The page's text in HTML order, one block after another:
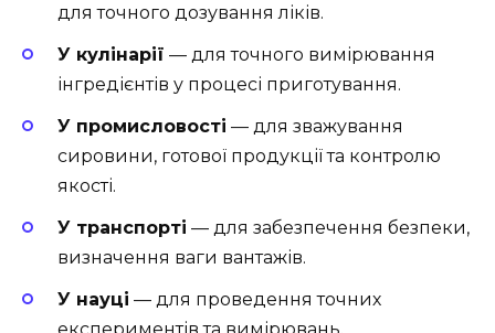
для точного дозування ліків.
У кулінарії — для точного вимірювання
інгредієнтів у процесі приготування.
У промисловості — для зважування
сировини, готової продукції та контролю
якості.
У транспорті — для забезпечення безпеки,
визначення ваги вантажів.
У науці — для проведення точних